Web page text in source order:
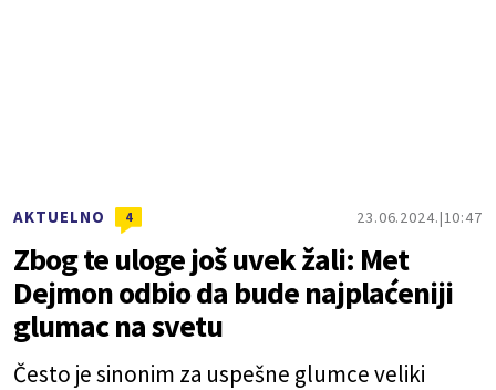
AKTUELNO 4 23.06.2024. 10:47
Zbog te uloge još uvek žali: Met
Dejmon odbio da bude najplaćeniji
glumac na svetu
Često je sinonim za uspešne glumce veliki